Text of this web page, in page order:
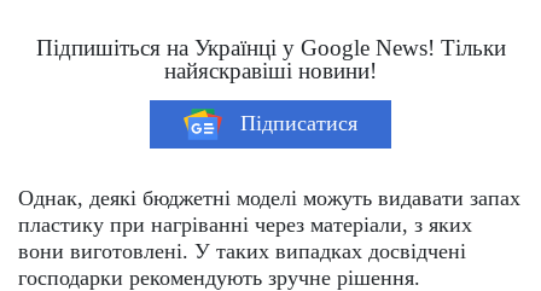
Підпишіться на Українці у Google News! Тільки
найяскравіші новини!
Підписатися
Однак, деякі бюджетні моделі можуть видавати запах
пластику при нагріванні через матеріали, з яких
вони виготовлені. У таких випадках досвідчені
господарки рекомендують зручне рішення.